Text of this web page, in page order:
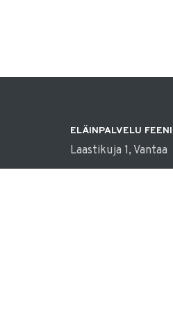
ELÄINPALVELU
Laastikuja 1, Vantaa